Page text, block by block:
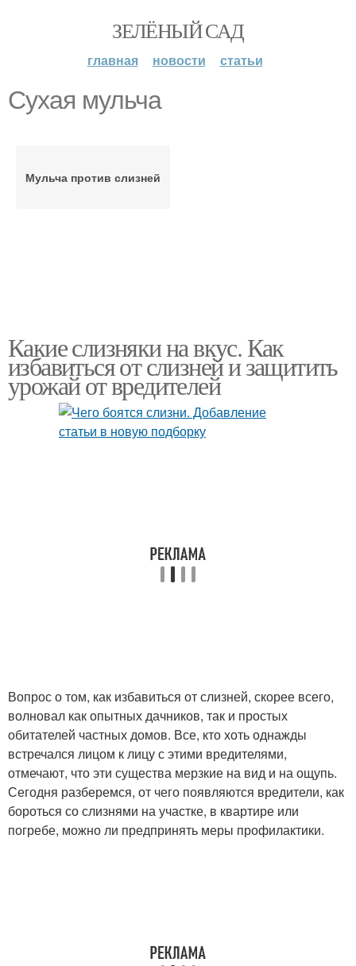
ЗЕЛЁНЫЙ САД
главная новости статьи
Сухая мульча
Мульча против слизней
Какие слизняки на вкус. Как
избавиться от слизней и защитить
урожай от вредителей
Вопрос о том, как избавиться от слизней, скорее всего,
волновал как опытных дачников, так и простых
обитателей частных домов. Все, кто хоть однажды
встречался лицом к лицу с этими вредителями,
отмечают, что эти существа мерзкие на вид и на ощупь.
Сегодня разберемся, от чего появляются вредители, как
бороться со слизнями на участке, в квартире или
погребе, можно ли предпринять меры профилактики.